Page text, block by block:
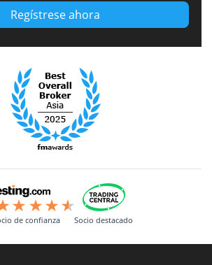
Regístrese ahora
de confianza Socio destacado